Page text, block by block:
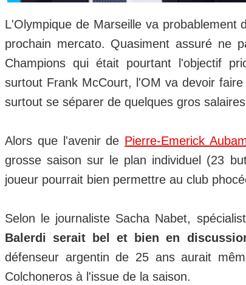
L'Olympique de Marseille va probablement
prochain mercato. Quasiment assuré ne
Champions qui était pourtant l'objectif
surtout Frank McCourt, l'OM va devoir
surtout se séparer de quelques gros
Alors que l'avenir de Pierre-Emerick
grosse saison sur le plan individuel (23
joueur pourrait bien permettre au club
Selon le journaliste Sacha Nabet,
Balerdi serait bel et bien en
défenseur argentin de 25 ans aurait
Colchoneros à l'issue de la saison.